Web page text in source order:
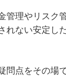
管理やリスク
れない安定し
問点をその場